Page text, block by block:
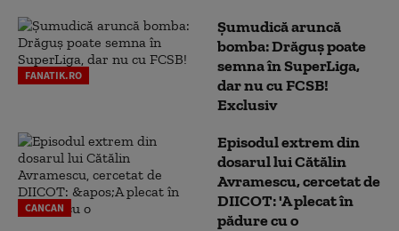
FANATIK.RO
Șumudică aruncă
bomba: Drăguș poate
semna în SuperLiga,
dar nu cu FCSB!
Exclusiv
CANCAN
Episodul extrem din
dosarul lui Cătălin
Avramescu, cercetat de
DIICOT: 'A plecat în
pădure cu o